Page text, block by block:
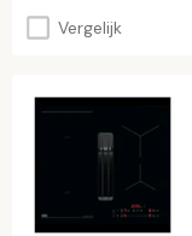
Vergelijk